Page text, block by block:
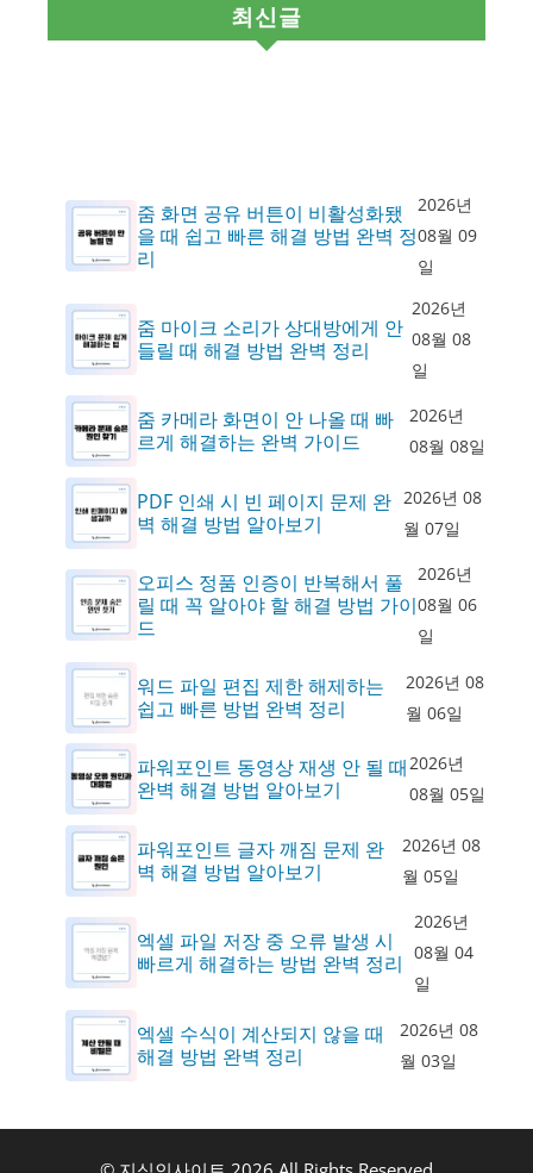
최신글
줌 화면 공유 버튼이 비활성화됐
을 때 쉽고 빠른 해결 방법 완벽 정
리
2026년
08월 09
일
줌 마이크 소리가 상대방에게 안
들릴 때 해결 방법 완벽 정리
2026년
08월 08
일
줌 카메라 화면이 안 나올 때 빠
르게 해결하는 완벽 가이드
2026년
08월 08일
PDF 인쇄 시 빈 페이지 문제 완
벽 해결 방법 알아보기
2026년 08
월 07일
오피스 정품 인증이 반복해서 풀
릴 때 꼭 알아야 할 해결 방법 가이
드
2026년
08월 06
일
워드 파일 편집 제한 해제하는
쉽고 빠른 방법 완벽 정리
2026년 08
월 06일
파워포인트 동영상 재생 안 될 때
완벽 해결 방법 알아보기
2026년
08월 05일
파워포인트 글자 깨짐 문제 완
벽 해결 방법 알아보기
2026년 08
월 05일
엑셀 파일 저장 중 오류 발생 시
빠르게 해결하는 방법 완벽 정리
2026년
08월 04
일
엑셀 수식이 계산되지 않을 때
해결 방법 완벽 정리
2026년 08
월 03일